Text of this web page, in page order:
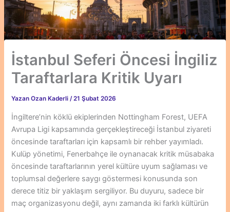
İstanbul Seferi Öncesi İngiliz
Taraftarlara Kritik Uyarı
Yazan Ozan Kaderli/21 Şubat 2026
İngiltere’nin köklü ekiplerinden Nottingham Forest, UEFA
Avrupa Ligi kapsamında gerçekleştireceği İstanbul ziyareti
öncesinde taraftarları için kapsamlı bir rehber yayımladı.
Kulüp yönetimi, Fenerbahçe ile oynanacak kritik müsabaka
öncesinde taraftarlarının yerel kültüre uyum sağlaması ve
toplumsal değerlere saygı göstermesi konusunda son
derece titiz bir yaklaşım sergiliyor. Bu duyuru, sadece bir
maç organizasyonu değil, aynı zamanda iki farklı kültürün